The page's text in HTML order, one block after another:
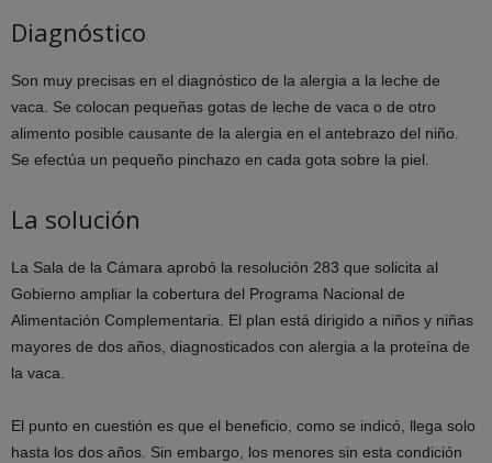
Diagnóstico
Son muy precisas en el diagnóstico de la alergia a la leche de
vaca. Se colocan pequeñas gotas de leche de vaca o de otro
alimento posible causante de la alergia en el antebrazo del niño.
Se efectúa un pequeño pinchazo en cada gota sobre la piel.
La solución
La Sala de la Cámara aprobó la resolución 283 que solicita al
Gobierno ampliar la cobertura del Programa Nacional de
Alimentación Complementaria. El plan está dirigido a niños y niñas
mayores de dos años, diagnosticados con alergia a la proteína de
la vaca.
El punto en cuestión es que el beneficio, como se indicó, llega solo
hasta los dos años. Sin embargo, los menores sin esta condición